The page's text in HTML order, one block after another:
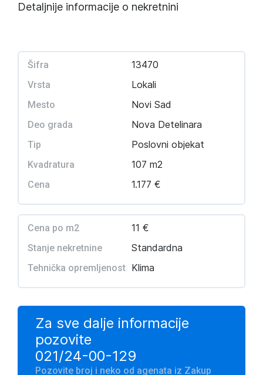
Detaljnije informacije o nekretnini
Šifra 13470
Vrsta Lokali
Mesto Novi Sad
Deo grada Nova Detelinara
Tip Poslovni objekat
Kvadratura 107 m2
Cena 1.177 €
Cena po m2 11 €
Stanje nekretnine Standardna
Tehnička opremljenost Klima
Za sve dalje informacije
pozovite
021/24-00-129
Pozovite broj i neko od agenata iz Zakup